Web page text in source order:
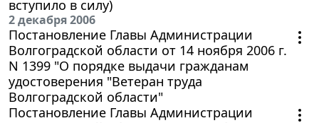
вступило в силу)
2 декабря 2006
Постановление Главы Администрации
Волгоградской области от 14 ноября 2006 г.
N 1399 "О порядке выдачи гражданам
удостоверения "Ветеран труда
Волгоградской области"
Постановление Главы Администрации